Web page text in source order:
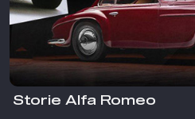
Storie Alfa Romeo